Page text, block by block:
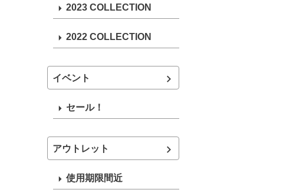
2023 COLLECTION
2022 COLLECTION
イベント
セール！
アウトレット
使用期限間近